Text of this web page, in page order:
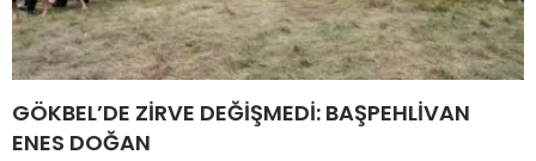
GÖKBEL’DE ZİRVE DEĞİŞMEDİ: BAŞPEHLİVAN
ENES DOĞAN